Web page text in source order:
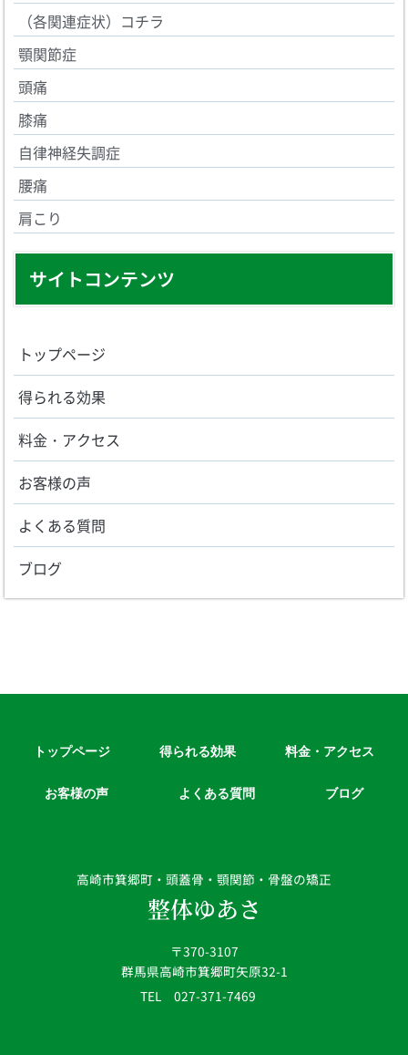
（各関連症状）コチラ
顎関節症
頭痛
膝痛
自律神経失調症
腰痛
肩こり
サイトコンテンツ
トップページ
得られる効果
料金・アクセス
お客様の声
よくある質問
ブログ
高崎市箕郷町・頭蓋骨・顎関節・骨盤の矯正
整体ゆあさ
〒370-3107
群馬県高崎市箕郷町矢原32-1
TEL 027-371-7469
トップページ 得られる効果 料金・アクセス
お客様の声 よくある質問 ブログ